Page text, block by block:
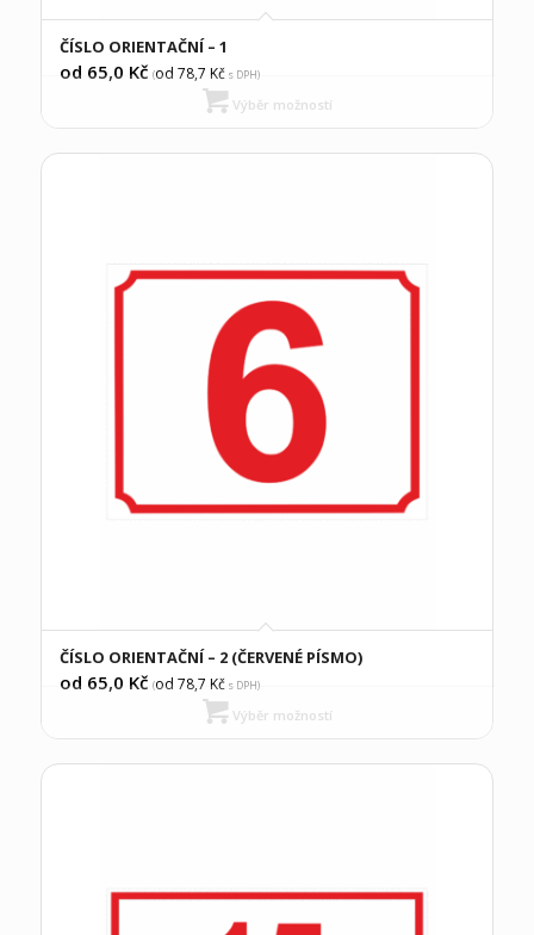
ČÍSLO ORIENTAČNÍ – 1
od 65,0 Kč (od 78,7 Kčs DPH)
Výběr možností
ČÍSLO ORIENTAČNÍ – 2 (ČERVENÉ PÍSMO)
od 65,0 Kč (od 78,7 Kčs DPH)
Výběr možností